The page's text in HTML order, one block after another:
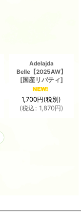
Adelajda
Belle【2025AW】
[国産リバティ]
1,700円(税別)
(税込: 1,870円)